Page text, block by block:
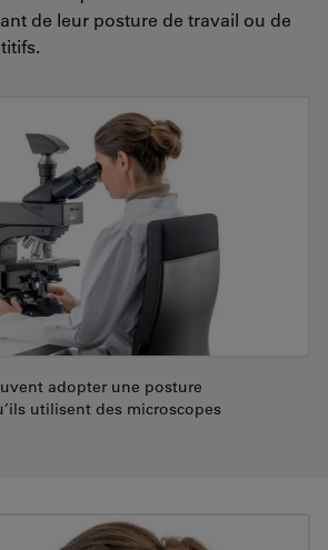
de leur posture de travail ou de
adopter une posture
utilisent des microscopes